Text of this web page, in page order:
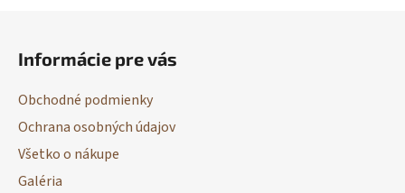
Informácie pre vás
Obchodné podmienky
Ochrana osobných údajov
Všetko o nákupe
Galéria